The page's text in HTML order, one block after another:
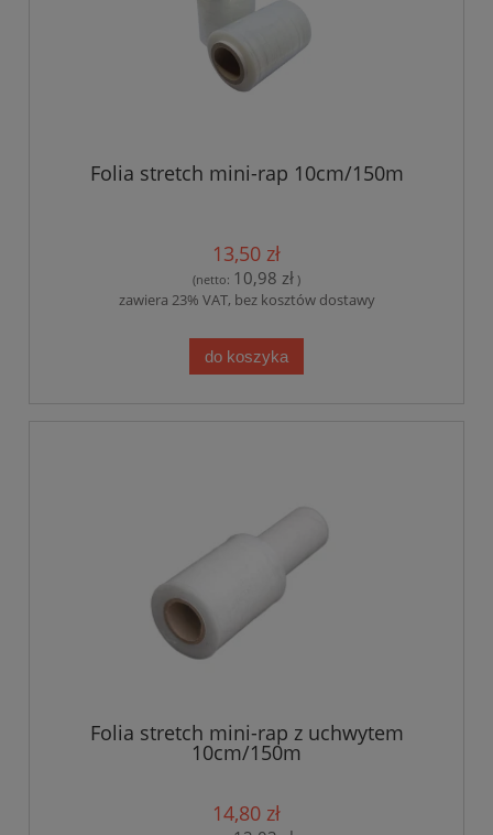
Folia stretch mini-rap 10cm/150m
13,50 zł
(netto: 10,98 zł )
zawiera 23% VAT, bez kosztów dostawy
do koszyka
Folia stretch mini-rap z uchwytem
10cm/150m
14,80 zł